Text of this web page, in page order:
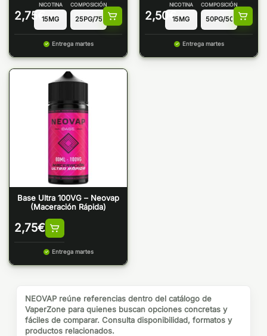
2,75 €
NICOTINA COMPOSICIÓN
Entrega martes
2,50 €
NICOTINA COMPOSICIÓN
Entrega martes
Base Ultra 100VG – Neovap
(Maceración Rápida)
2,75€
Entrega martes
NEOVAP reúne referencias dentro del catálogo de
VaperZone para quienes buscan opciones concretas y
fáciles de comparar. Consulta disponibilidad, formatos y
productos relacionados.